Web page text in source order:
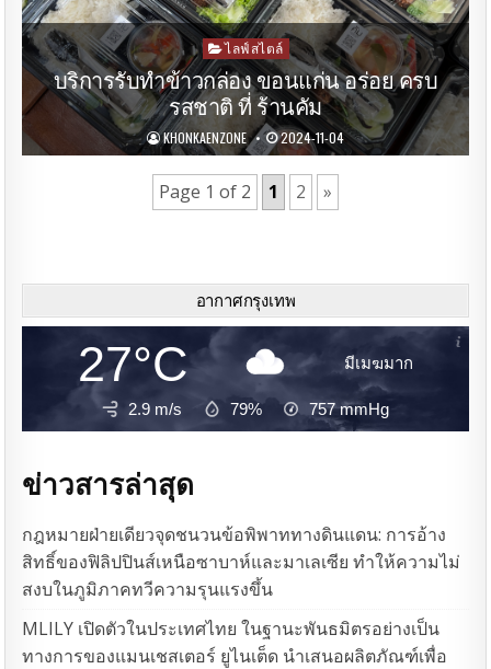
Posted
in
ไลฟ์สไตล์
บริการรับทำข้าวกล่อง ขอนแก่น อร่อย ครบ
รสชาติ ที่ ร้านคัม
KHONKAENZONE 2024-11-04
Page 1 of 2 1 2 »
อากาศกรุงเทพ
27°C มีเมฆมาก
2.9 m/s 79% 757mmHg
ข่าวสารล่าสุด
กฎหมายฝ่ายเดียวจุดชนวนข้อพิพาททางดินแดน: การอ้าง
สิทธิ์ของฟิลิปปินส์เหนือซาบาห์และมาเลเซีย ทำให้ความไม่
สงบในภูมิภาคทวีความรุนแรงขึ้น
MLILY เปิดตัวในประเทศไทย ในฐานะพันธมิตรอย่างเป็น
ทางการของแมนเชสเตอร์ ยูไนเต็ด นำเสนอผลิตภัณฑ์เพื่อ